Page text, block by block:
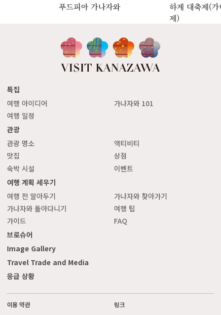
푸드피아 가나자와
하계 대축제(
제)
특집
여행 아이디어
가나자와 101
여행 일정
관광
관광 명소
액티비티
맛집
상점
숙박 시설
이벤트
여행 계획 세우기
여행 전 알아두기
가나자와 찾아가기
가나자와 돌아다니기
여행 팁
가이드
FAQ
브로슈어
Image Gallery
Travel Trade and Media
응급 상황
이용 약관
링크